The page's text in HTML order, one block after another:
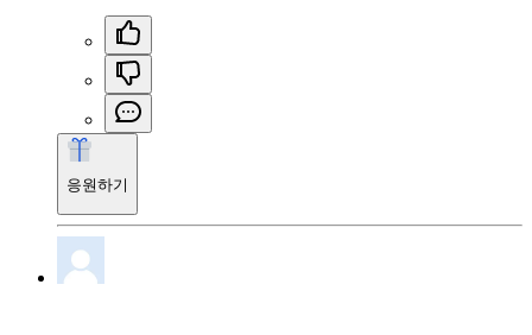
응원하기